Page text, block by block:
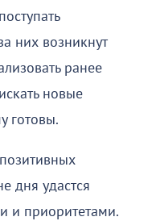
них возникнут
ранее
новые
готовы.
дня удастся
и приоритетами.